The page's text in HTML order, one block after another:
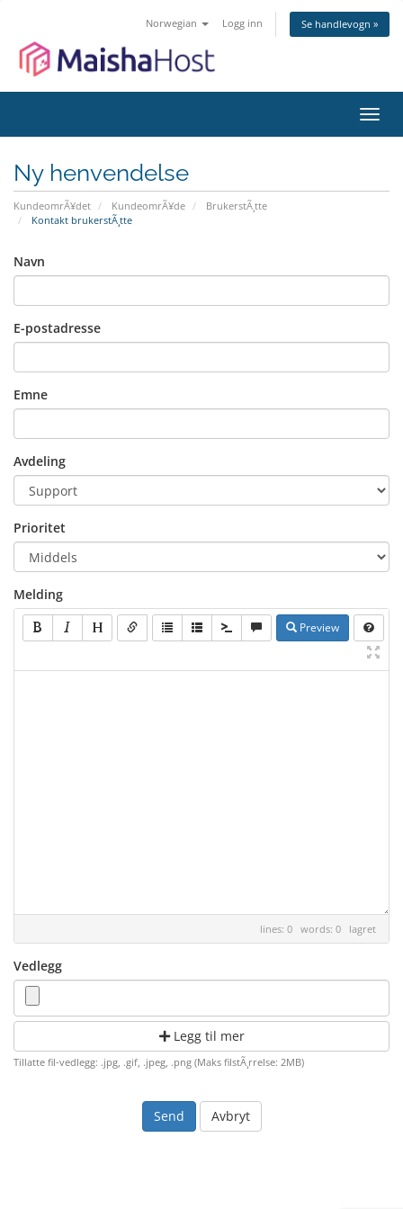
Norwegian Logg inn Se handlevogn »
Bytt
Ny henvendelse
KundeomrÃ¥det KundeomrÃ¥de
BrukerstÃ¸tte
Kontakt brukerstÃ¸tte
Navn
E-postadresse
Emne
Avdeling
Prioritet
Melding
Preview
lines: 0 words: 0 lagret
Vedlegg
Legg til mer
Tillatte fil-vedlegg: .jpg, .gif, .jpeg, .png (Maks filstÃ¸rrelse: 2MB)
Avbryt